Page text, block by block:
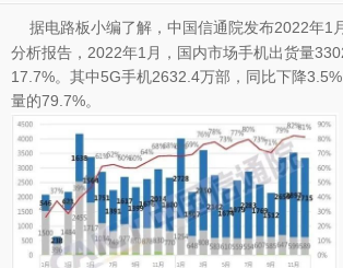
据电路板小编了解，中国信通院发布2022年1
分析报告，2022年1月，国内市场手机出货量
17.7%。其中5G手机2632.4万部，同比下降
量的79.7%。